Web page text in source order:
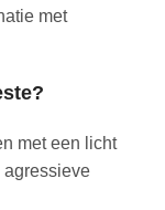
met
met een licht
agressieve